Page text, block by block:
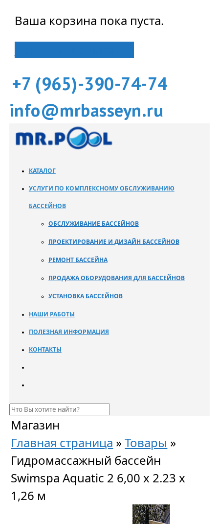
Ваша корзина пока пуста.
+7 (965)-390-74-74
info@mrbasseyn.ru
КАТАЛОГ
УСЛУГИ ПО КОМПЛЕКСНОМУ ОБСЛУЖИВАНИЮ
БАССЕЙНОВ
ОБСЛУЖИВАНИЕ БАССЕЙНОВ
ПРОЕКТИРОВАНИЕ И ДИЗАЙН БАССЕЙНОВ
РЕМОНТ БАССЕЙНА
ПРОДАЖА ОБОРУДОВАНИЯ ДЛЯ БАССЕЙНОВ
УСТАНОВКА БАССЕЙНОВ
НАШИ РАБОТЫ
ПОЛЕЗНАЯ ИНФОРМАЦИЯ
КОНТАКТЫ
Магазин
Главная страница »Товары »
Гидромассажный бассейн
Swimspa Aquatic 2 6,00 x 2.23 х
1,26 м